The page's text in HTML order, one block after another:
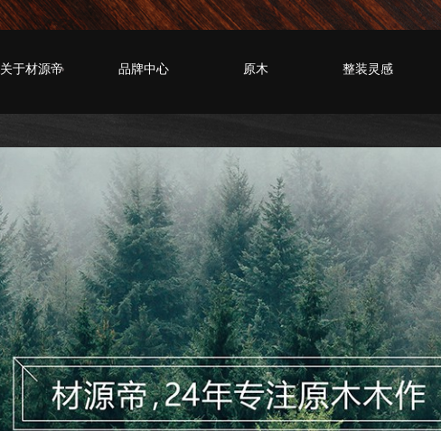
关于材源帝 品牌中心 原木 整装灵感